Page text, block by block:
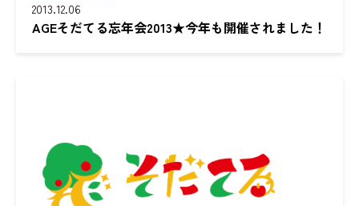
2013.12.06
AGEそだてる忘年会2013★今年も開催されました！